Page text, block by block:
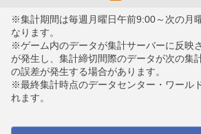
※集計期間は毎週月曜日午前9:00～次の月
なります。
※ゲーム内のデータが集計サーバーに反映
が発生し、集計締切間際のデータが次の集
の誤差が発生する場合があります。
※最終集計時点のデータセンター・ワール
れます。